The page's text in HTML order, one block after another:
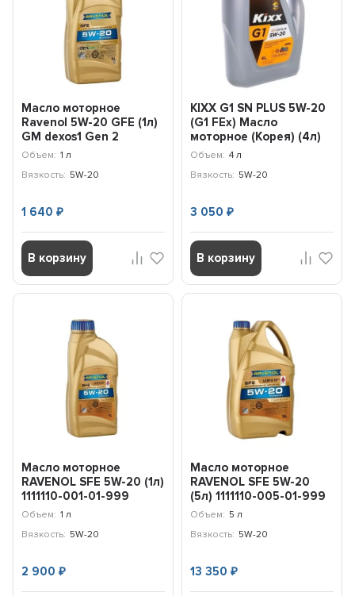
Масло моторное
Ravenol 5W-20 GFE (1л)
GM dexos1 Gen 2
111111100101999
Объем: 1 л
Вязкость: 5W-20
1 640₽
В корзину
KIXX G1 SN PLUS 5W-20
(G1 FEx) Масло
моторное (Корея) (4л)
L2100440E1
Объем: 4 л
Вязкость: 5W-20
3 050 ₽
В корзину
Масло моторное
RAVENOL SFE 5W-20 (1л)
1111110-001-01-999
Объем: 1 л
Вязкость: 5W-20
2 900₽
Масло моторное
RAVENOL SFE 5W-20
(5л) 1111110-005-01-999
Объем: 5 л
Вязкость: 5W-20
13 350 ₽